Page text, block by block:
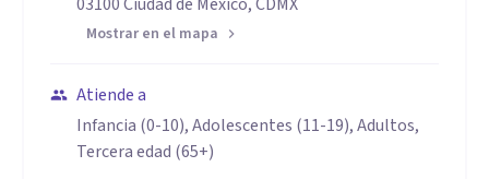
Especialidad en Psicología Educativa
honorífica
Cédula de maestría 6256691. UNAM
Maestría en Sensibilización Educativa Gestalt
Mostrar en el mapa
Atiende a
Infancia (0-10), Adolescentes (11-19), Adultos,
Tercera edad (65+)